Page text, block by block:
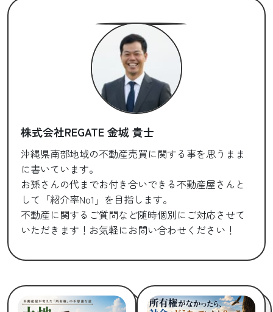
株式会社REGATE 金城 貴士
沖縄県南部地域の不動産売買に関する事を思うまま
に書いています。
お孫さんの代までお付き合いできる不動産屋さんと
して「紹介率No1」を目指します。
不動産に関するご質問など随時個別にご対応させて
いただきます！お気軽にお問い合わせください！